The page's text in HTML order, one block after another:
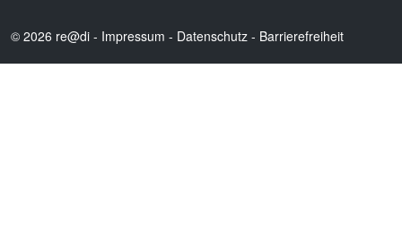
© 2026 re@di - Impressum - Datenschutz - Barrierefreiheit